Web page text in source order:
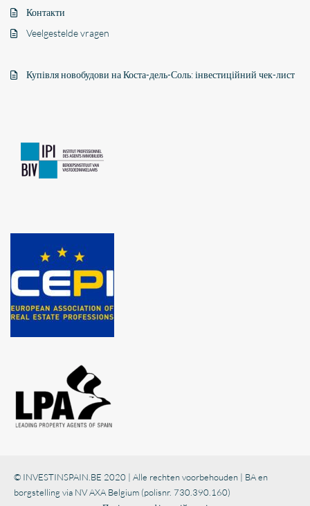
Контакти
Veelgestelde vragen
Купівля новобудови на Коста-дель-Соль: інвестиційний чек-лист
© INVESTINSPAIN.BE 2020 | Alle rechten voorbehouden | BA en
borgstelling via NV AXA Belgium (polisnr. 730.390.160)